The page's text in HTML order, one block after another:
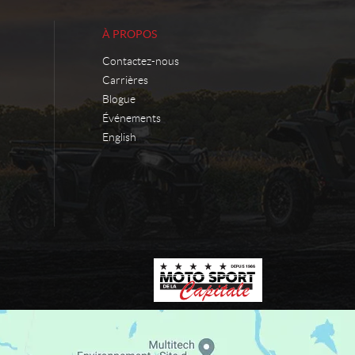
À PROPOS
Contactez-nous
Carrières
Blogue
Événements
English